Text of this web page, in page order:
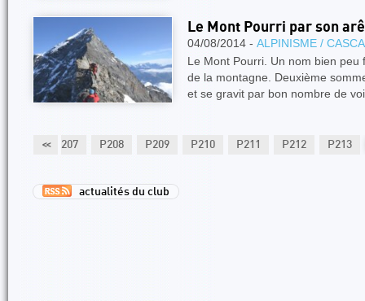
Le Mont Pourri par son
04/08/2014 - ALPINISME /
Le Mont Pourri. Un nom bien
de la montagne. Deuxième
et se gravit par bon nombre de
<< P207 P208 P209 P210 P211 P212 P213
actualités du club